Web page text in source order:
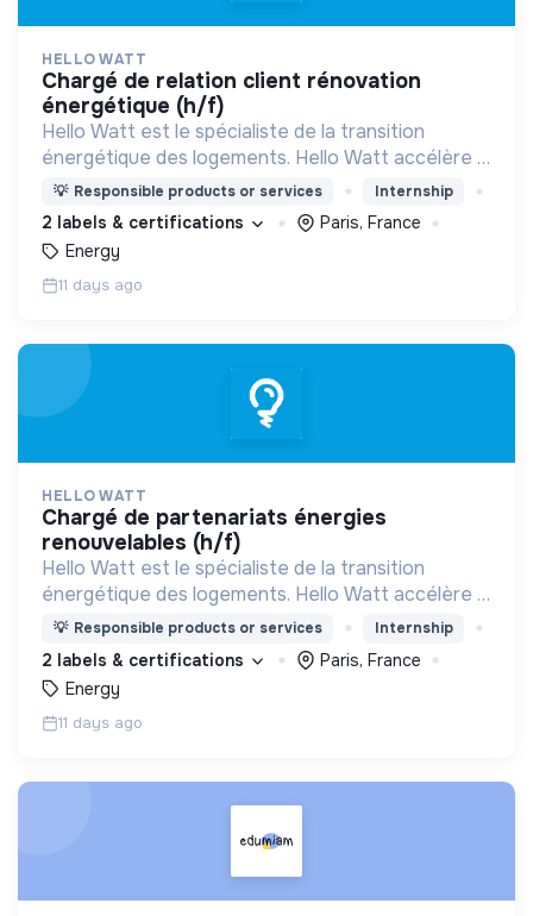
HELLO WATT
chargé de relation client rénovation
énergétique (h/f)
Hello Watt est le spécialiste de la transition
énergétique des logements. Hello Watt accélère la
transition énergétique en la rendant plus simple,
plus intelligente et plus accessible.
💡 Responsible products or services Internship
2 labels & certifications
Paris, France
Energy
11 days ago
HELLO WATT
chargé de partenariats énergies
renouvelables (h/f)
Hello Watt est le spécialiste de la transition
énergétique des logements. Hello Watt accélère la
transition énergétique en la rendant plus simple,
plus intelligente et plus accessible.
💡 Responsible products or services Internship
2 labels & certifications
Paris, France
Energy
11 days ago